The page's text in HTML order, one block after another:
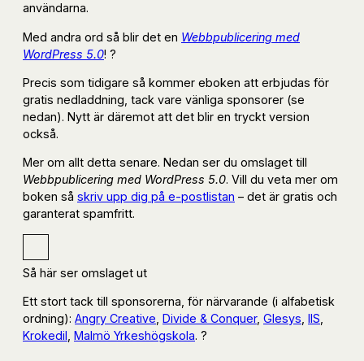
användarna.
Med andra ord så blir det en Webbpublicering med
WordPress 5.0! ?
Precis som tidigare så kommer eboken att erbjudas för
gratis nedladdning, tack vare vänliga sponsorer (se
nedan). Nytt är däremot att det blir en tryckt version
också.
Mer om allt detta senare. Nedan ser du omslaget till
Webbpublicering med WordPress 5.0. Vill du veta mer om
boken så skriv upp dig på e-postlistan – det är gratis och
garanterat spamfritt.
Så här ser omslaget ut
Ett stort tack till sponsorerna, för närvarande (i alfabetisk
ordning): Angry Creative Divide & Conquer, Glesys IIS
Krokedil Malmö Yrkeshögskola. ?